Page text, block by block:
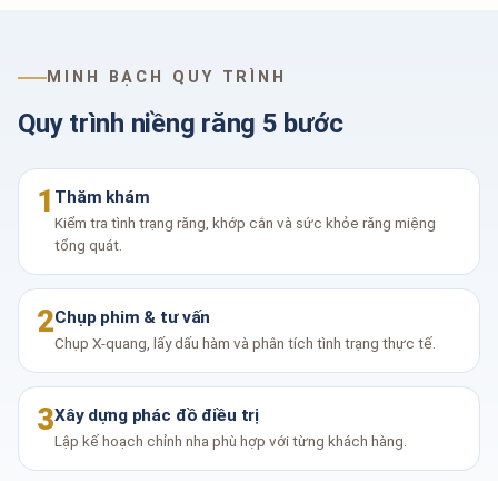
MINH BẠCH QUY TRÌNH
Quy trình niềng răng 5 bước
1 Thăm khám
Kiểm tra tình trạng răng, khớp cắn và sức khỏe răng miệng
tổng quát.
2Chụp phim & tư vấn
Chụp X-quang, lấy dấu hàm và phân tích tình trạng thực tế.
3Xây dựng phác đồ điều trị
Lập kế hoạch chỉnh nha phù hợp với từng khách hàng.